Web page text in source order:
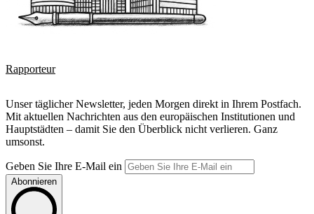
Rapporteur
Unser täglicher Newsletter, jeden Morgen direkt in Ihrem Postfach.
Mit aktuellen Nachrichten aus den europäischen Institutionen und
Hauptstädten – damit Sie den Überblick nicht verlieren. Ganz
umsonst.
Geben Sie Ihre E-Mail ein
Abonnieren